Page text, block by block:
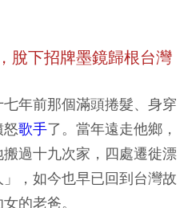
脫下招牌墨鏡歸根台灣
年前那個滿頭捲髮、身穿
怒歌手了。當年遠走他鄉，
過十九次家，四處遷徙漂
，如今也早已回到台灣故
的老爸。